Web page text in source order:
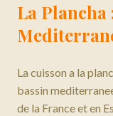
La Plancha
La cuisson a la
bassin
de la France et en